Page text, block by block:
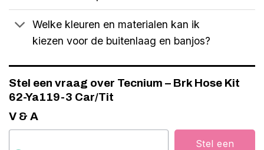
Welke kleuren en materialen kan ik
kiezen voor de buitenlaag en banjos?
Stel een vraag over Tecnium – Brk Hose Kit
62-Ya119-3 Car/Tit
V & A
Stel een